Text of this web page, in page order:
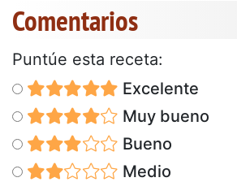
Comentarios
Puntúe esta receta:
Excelente
Muy bueno
Bueno
Medio